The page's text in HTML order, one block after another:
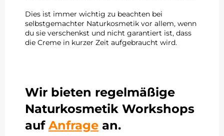
Dies ist immer wichtig zu beachten bei
selbstgemachter Naturkosmetik vor allem, wenn
du sie verschenkst und nicht garantiert ist, dass
die Creme in kurzer Zeit aufgebraucht wird.
Wir bieten regelmäßige
Naturkosmetik Workshops
auf Anfrage an.